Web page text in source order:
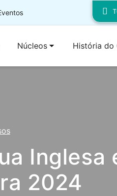
Núcleos História do
Inglesa
2024